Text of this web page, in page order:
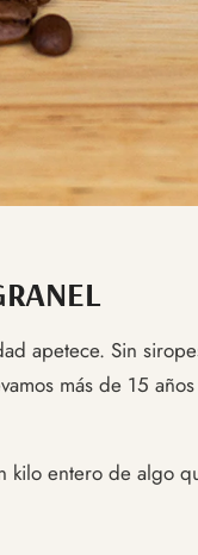
apetece. Sin
más de 15
entero de algo